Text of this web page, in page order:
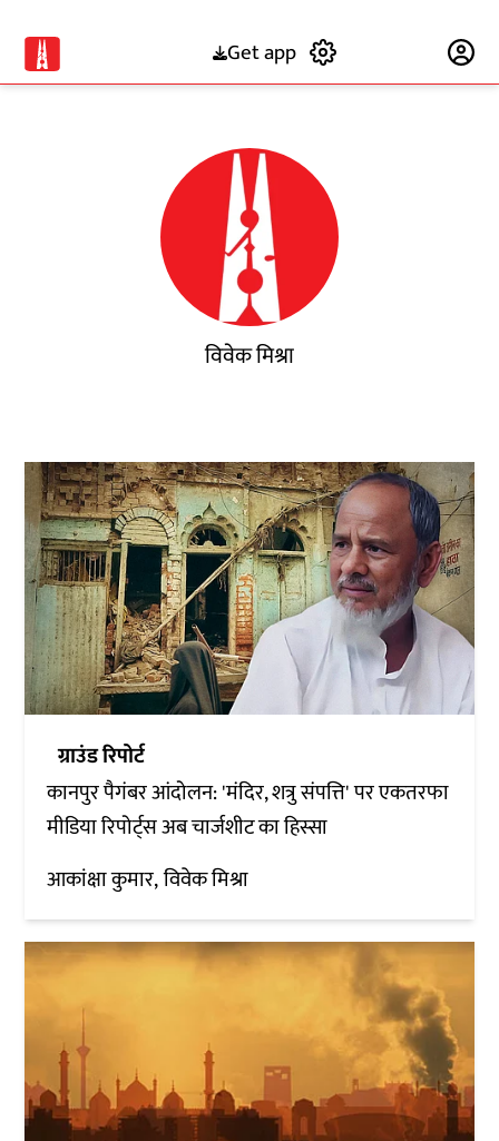
Get app
विवेक मिश्रा
ग्राउंड रिपोर्ट
कानपुर पैगंबर आंदोलन: 'मंदिर, शत्रु संपत्ति' पर एकतरफा
मीडिया रिपोर्ट्स अब चार्जशीट का हिस्सा
आकांक्षा कुमार विवेक मिश्रा